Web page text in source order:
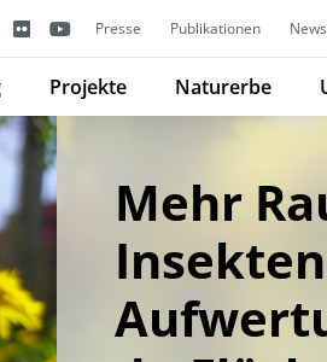
Presse Publikationen
Projekte Naturerbe
Mehr